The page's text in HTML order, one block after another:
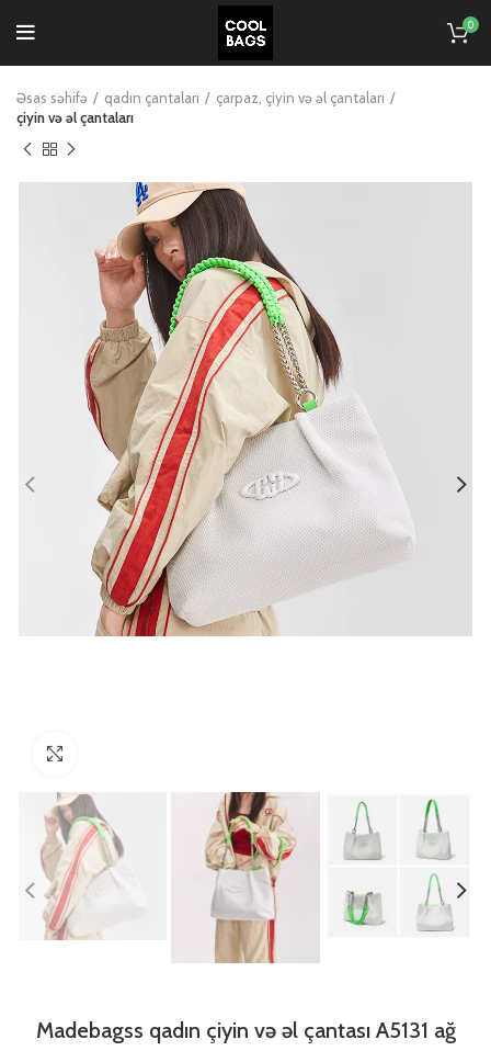
0
Əsas səhifə qadın çantaları
çarpaz, çiyin və əl çantaları
çiyin və əl çantaları
Madebagss qadın çiyin və əl çantası A5131 ağ